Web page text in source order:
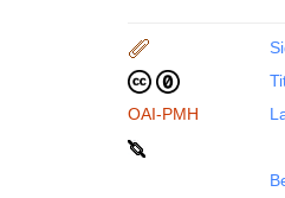
OAI-PMH